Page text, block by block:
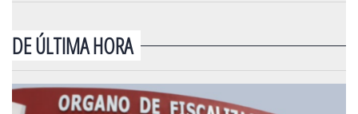
DE ÚLTIMA HORA